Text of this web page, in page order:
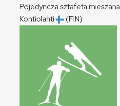
Pojedyncza sztafeta mieszana
Kontiolahti
(FIN)